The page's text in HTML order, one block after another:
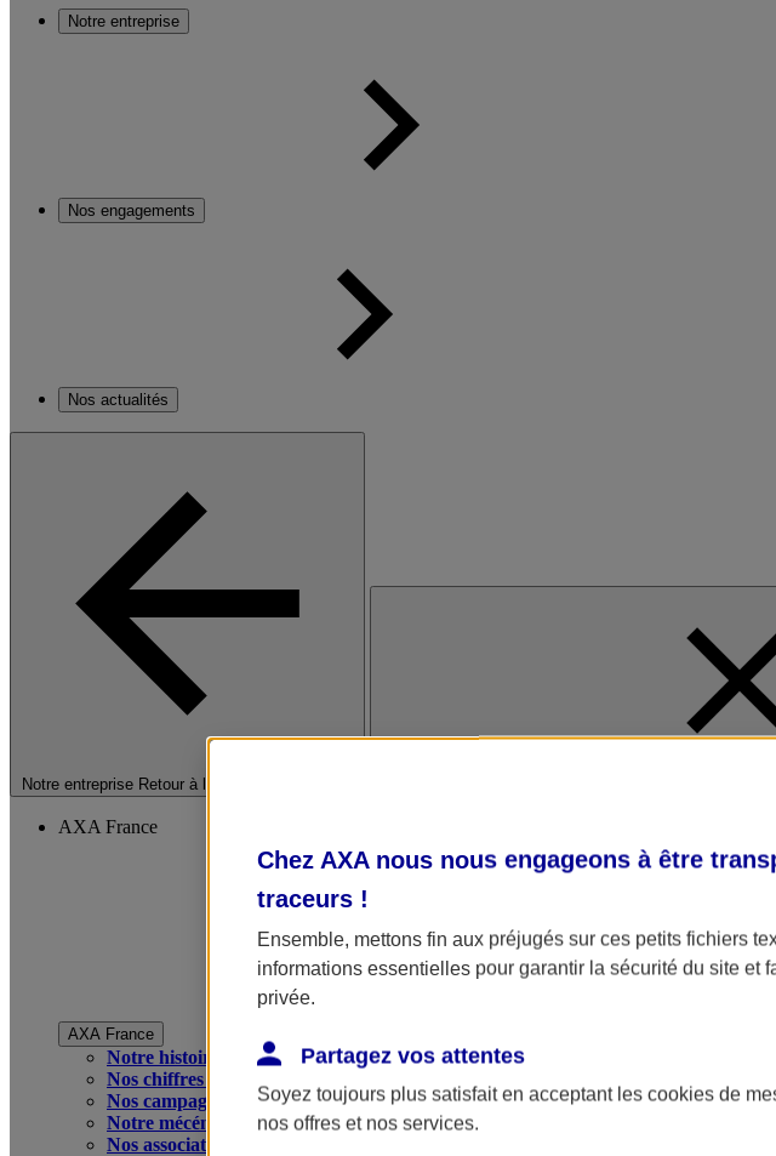
Notre entreprise
Nos engagements
Nos actualités
Notre entreprise Retour à la section précédente
AXA France
AXA France
Notre histoire
Nos chiffres clés
Nos campagnes publicitaires
Notre mécénat
Nos associations
Chez AXA nous nous engageons à être
traceurs !
Ensemble, mettons fin aux préjugés sur ces petits fichiers
informations essentielles pour garantir la sécurité du site et
privée.
Partagez vos attentes
Soyez toujours plus satisfait en acceptant les cookies de
nos offres et nos services.